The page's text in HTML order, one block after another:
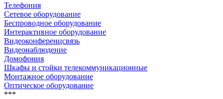
Телефония
Сетевое оборудование
Беспроводное оборудование
Интерактивное оборудование
Видеоконференцсвязь
Видеонаблюдение
Домофония
Шкафы и стойки телекоммуникационные
Монтажное оборудование
Оптическое оборудование
***